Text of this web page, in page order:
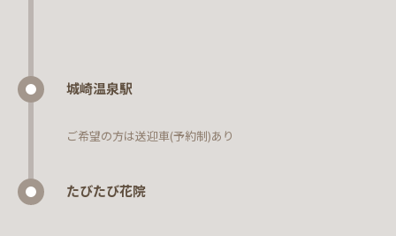
城崎温泉駅
ご希望の方は送迎車(予約制)あり
たびたび花院